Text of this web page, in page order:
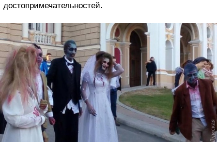
достопримечательностей.